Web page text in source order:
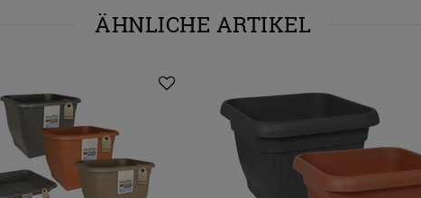
ÄHNLICHE ARTIKEL